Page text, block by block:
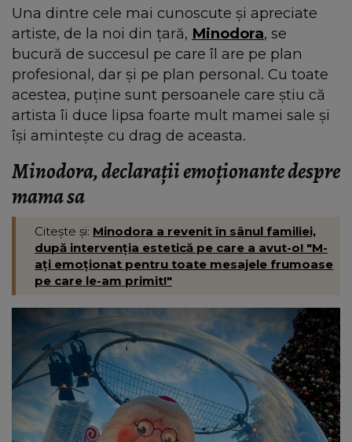
Una dintre cele mai cunoscute și apreciate
artiste, de la noi din țară, Minodora, se
bucură de succesul pe care îl are pe plan
profesional, dar și pe plan personal. Cu toate
acestea, puține sunt persoanele care știu că
artista îi duce lipsa foarte mult mamei sale și
își amintește cu drag de aceasta.
Minodora, declarații emoționante despre
mama sa
Citește și: Minodora a revenit în sânul familiei,
după intervenția estetică pe care a avut-o! "M-
ați emoționat pentru toate mesajele frumoase
pe care le-am primit!"